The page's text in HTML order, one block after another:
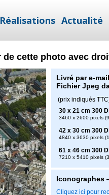
Réalisations Actualité